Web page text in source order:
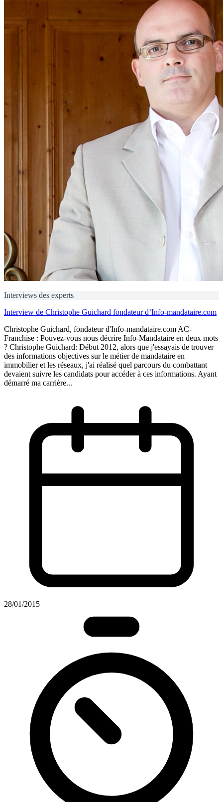
Interviews des experts
Interview de Christophe Guichard fondateur d’Info-mandataire.com
Christophe Guichard, fondateur d'Info-mandataire.com AC-
Franchise : Pouvez-vous nous décrire Info-Mandataire en deux mots
? Christophe Guichard: Début 2012, alors que j'essayais de trouver
des informations objectives sur le métier de mandataire en
immobilier et les réseaux, j'ai réalisé quel parcours du combattant
devaient suivre les candidats pour accéder à ces informations. Ayant
démarré ma carrière...
28/01/2015